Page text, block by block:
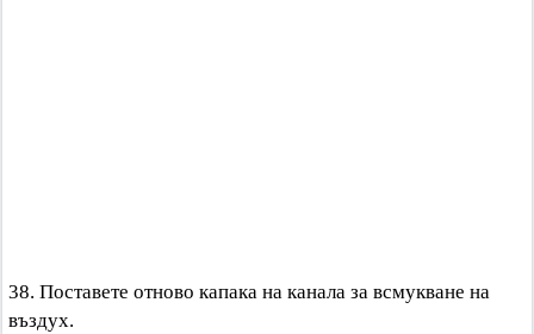
38. Поставете отново капака на канала за всмукване на
въздух.